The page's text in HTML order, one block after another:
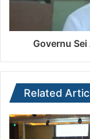
Governu
Related